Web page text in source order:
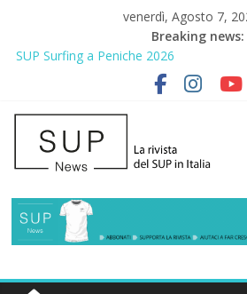
venerdì, Agosto 7,
Breaking news:
SUP Surfing a Peniche 2026
AirSUP a Gallico: prima storica gara per
Gallico Paddle Fest 2026: sul
del SUP
Porto Selvaggio, a lezione di soccorso
prevenzione
2° Urban Sup Trophy: la regata solidale